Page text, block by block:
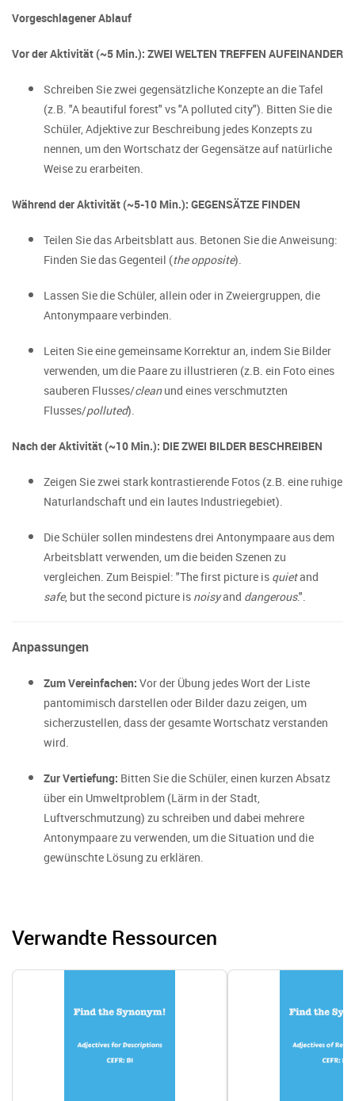
Vorgeschlagener Ablauf
Vor der Aktivität (~5 Min.): ZWEI WELTEN TREFFEN AUFEINANDER
Schreiben Sie zwei gegensätzliche Konzepte an die Tafel
(z.B. "A beautiful forest" vs "A polluted city"). Bitten Sie die
Schüler, Adjektive zur Beschreibung jedes Konzepts zu
nennen, um den Wortschatz der Gegensätze auf natürliche
Weise zu erarbeiten.
Während der Aktivität (~5-10 Min.): GEGENSÄTZE FINDEN
Teilen Sie das Arbeitsblatt aus. Betonen Sie die Anweisung:
Finden Sie das Gegenteil (the opposite).
Lassen Sie die Schüler, allein oder in Zweiergruppen, die
Antonympaare verbinden.
Leiten Sie eine gemeinsame Korrektur an, indem Sie Bilder
verwenden, um die Paare zu illustrieren (z.B. ein Foto eines
sauberen Flusses/cleanund eines verschmutzten
Flusses/polluted).
Nach der Aktivität (~10 Min.): DIE ZWEI BILDER BESCHREIBEN
Zeigen Sie zwei stark kontrastierende Fotos (z.B. eine ruhige
Naturlandschaft und ein lautes Industriegebiet).
Die Schüler sollen mindestens drei Antonympaare aus dem
Arbeitsblatt verwenden, um die beiden Szenen zu
vergleichen. Zum Beispiel: "The first picture is quietand
safe, but the second picture is noisyand dangerous.".
Anpassungen
Zum Vereinfachen: Vor der Übung jedes Wort der Liste
pantomimisch darstellen oder Bilder dazu zeigen, um
sicherzustellen, dass der gesamte Wortschatz verstanden
wird.
Zur Vertiefung: Bitten Sie die Schüler, einen kurzen Absatz
über ein Umweltproblem (Lärm in der Stadt,
Luftverschmutzung) zu schreiben und dabei mehrere
Antonympaare zu verwenden, um die Situation und die
gewünschte Lösung zu erklären.
Verwandte Ressourcen